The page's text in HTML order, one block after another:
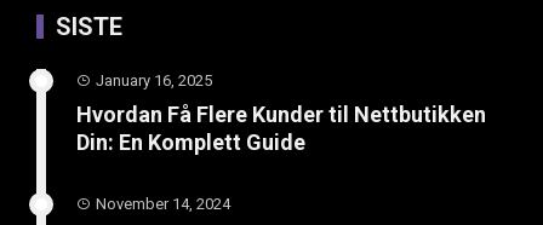
SISTE
January 16, 2025
Hvordan Få Flere Kunder til Nettbutikken
Din: En Komplett Guide
November 14, 2024